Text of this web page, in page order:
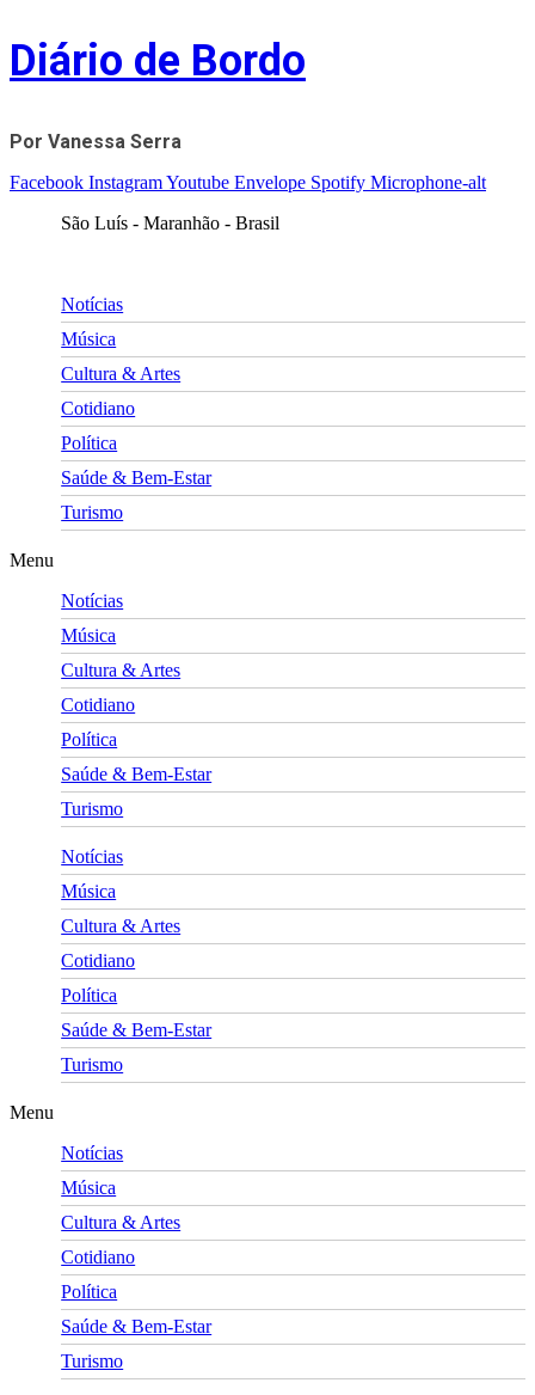
Skip
to
content
Diário de Bordo
Por Vanessa Serra
Facebook InstagramYoutube Envelope Spotify Microphone-alt
São Luís - Maranhão - Brasil
Notícias
Música
Cultura & Artes
Cotidiano
Política
Saúde & Bem-Estar
Turismo
Menu
Notícias
Música
Cultura & Artes
Cotidiano
Política
Saúde & Bem-Estar
Turismo
Notícias
Música
Cultura & Artes
Cotidiano
Política
Saúde & Bem-Estar
Turismo
Menu
Notícias
Música
Cultura & Artes
Cotidiano
Política
Saúde & Bem-Estar
Turismo